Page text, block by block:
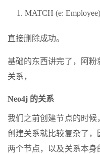
MATCH (e:
直接删除成功。
基础的东西讲完了，阿粉
关系，
Neo4j 的关系
我们之前创建节点的时
创建关系就比较复杂了
两个节点，以及关系本